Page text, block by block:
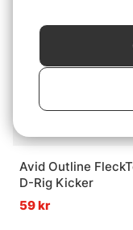
Avid Outline
D-Rig Kicker
59 kr